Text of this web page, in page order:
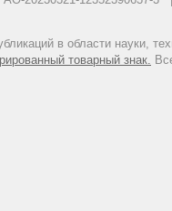
в области науки,
товарный знак.